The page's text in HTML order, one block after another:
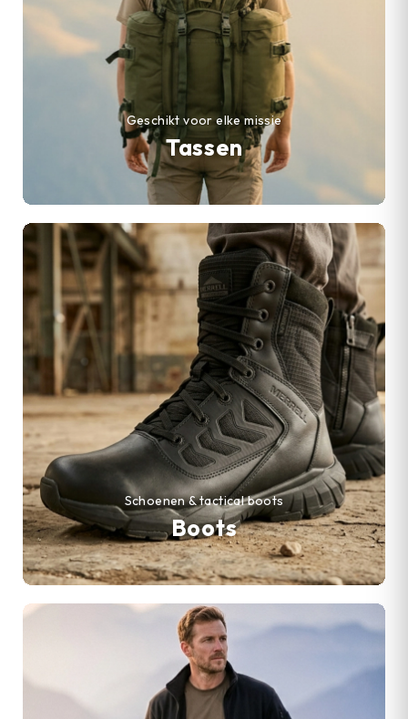
Tassen
Geschikt voor elke missie
Boots
Schoenen & tactical boots